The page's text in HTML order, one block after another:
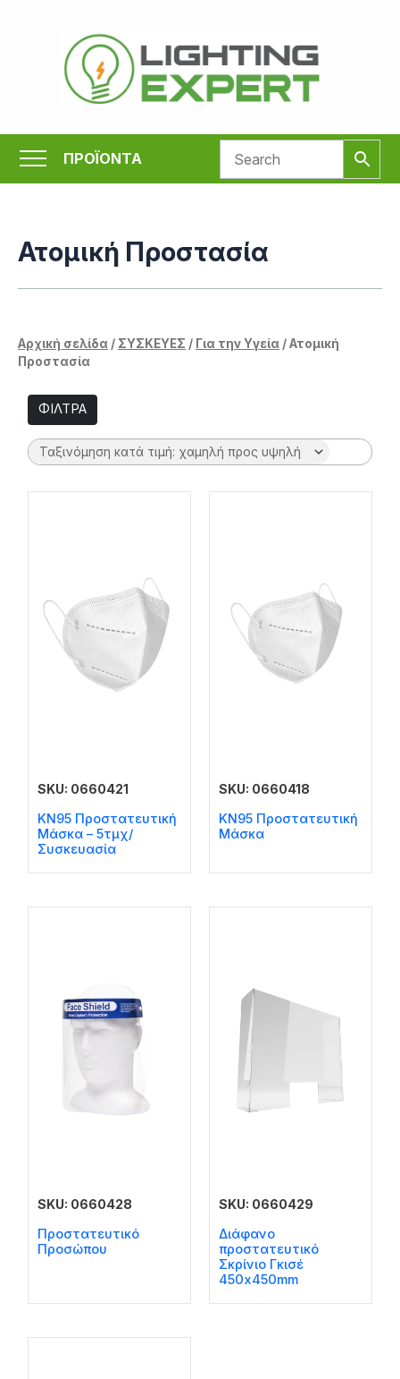
περιεχόμενο
ΠΡΟΪΟΝΤΑ
Ατομική Προστασία
Αρχική σελίδα / ΣΥΣΚΕΥΕΣ / Για την Υγεία / Ατομική
Προστασία
ΦΙΛΤΡΑ
SKU: 0660421
KN95 Προστατευτική
Μάσκα – 5τμχ/
Συσκευασία
SKU: 0660418
KN95 Προστατευτική
Μάσκα
SKU: 0660428
Προστατευτικό
Προσώπου
SKU: 0660429
Διάφανο
προστατευτικό
Σκρίνιο Γκισέ
450x450mm